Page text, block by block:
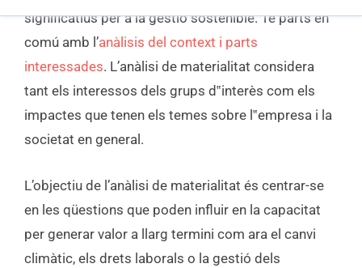
significatius per a la gestió sostenible. Té parts en
comú amb l’anàlisis del context i parts
interessades. L’anàlisi de materialitat considera
tant els interessos dels grups d‟interès com els
impactes que tenen els temes sobre l‟empresa i la
societat en general.
L’objectiu de l’anàlisi de materialitat és centrar-se
en les qüestions que poden influir en la capacitat
per generar valor a llarg termini com ara el canvi
climàtic, els drets laborals o la gestió dels